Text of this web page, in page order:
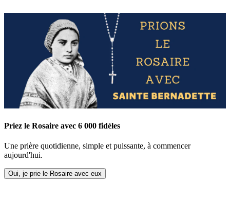
Priez le Rosaire avec 6 000 fidèles
Une prière quotidienne, simple et puissante, à commencer
aujourd'hui.
Oui, je prie le Rosaire avec eux